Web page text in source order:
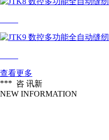
查看更多
***
新
咨 讯
NEW INFORMATION